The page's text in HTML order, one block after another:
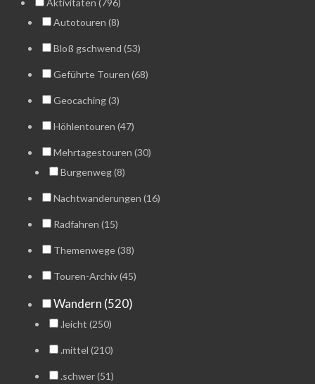
Aktivitäten (796)
Autotouren (8)
Bloß gschwend (53)
Geführte Touren (68)
Geocaching (3)
Höhlentouren (47)
Mehrtagestouren (30)
Burgenweg (8)
Nachtwanderungen (16)
Radfahren (15)
Themenwege (38)
Touren-Archiv (45)
Wandern (520)
.leicht (250)
.mittel (210)
.schwer (51)